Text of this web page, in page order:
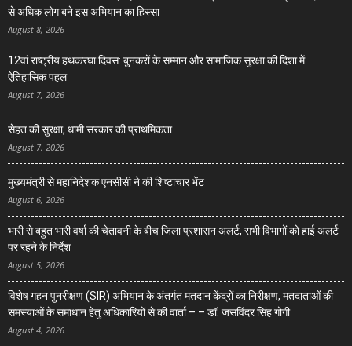
से अधिक लोग बने इस अभियान का हिस्सा
August 8, 2026
12वां राष्ट्रीय हथकरघा दिवस: बुनकरों के सम्मान और सामाजिक सुरक्षा की दिशा में
ऐतिहासिक पहल
August 7, 2026
सेहत की सुरक्षा, धामी सरकार की प्राथमिकता
August 7, 2026
मुख्यमंत्री से महानिदेशक एनसीसी ने की शिष्टाचार भेंट
August 6, 2026
भारी से बहुत भारी वर्षा की चेतावनी के बीच जिला प्रशासन अलर्ट, सभी विभागों को हाई अलर्ट
पर रहने के निर्देश
August 5, 2026
विशेष गहन पुनरीक्षण (SIR) अभियान के अंतर्गत मतदान केंद्रों का निरीक्षण, मतदाताओं की
समस्याओं के समाधान हेतु अधिकारियों से की वार्ता – – डॉ. जसविंदर सिंह गोगी
August 4, 2026